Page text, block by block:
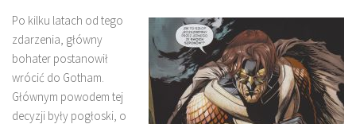
Po kilku latach od tego
zdarzenia, główny
bohater postanowił
wrócić do Gotham.
Głównym powodem tej
decyzji były pogłoski, o